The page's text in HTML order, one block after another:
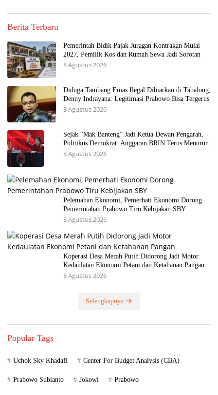
Berita Terbaru
Pemerintah Bidik Pajak Juragan Kontrakan Mulai
2027, Pemilik Kos dan Rumah Sewa Jadi Sorotan
8 Agustus 2026
Diduga Tambang Emas Ilegal Dibiarkan di Tabalong,
Denny Indrayana: Legitimasi Prabowo Bisa Tergerus
8 Agustus 2026
Sejak “Mak Banteng” Jadi Ketua Dewan Pengarah,
Politikus Demokrat: Anggaran BRIN Terus Menurun
8 Agustus 2026
Pelemahan Ekonomi, Pemerhati Ekonomi Dorong
Pemerintahan Prabowo Tiru Kebijakan SBY
8 Agustus 2026
Koperasi Desa Merah Putih Didorong Jadi Motor
Kedaulatan Ekonomi Petani dan Ketahanan Pangan
8 Agustus 2026
Selengkapnya
Popular Tags
Uchok Sky Khadafi Center For Budget Analysis (CBA)
Prabowo Subianto Jokowi Prabowo